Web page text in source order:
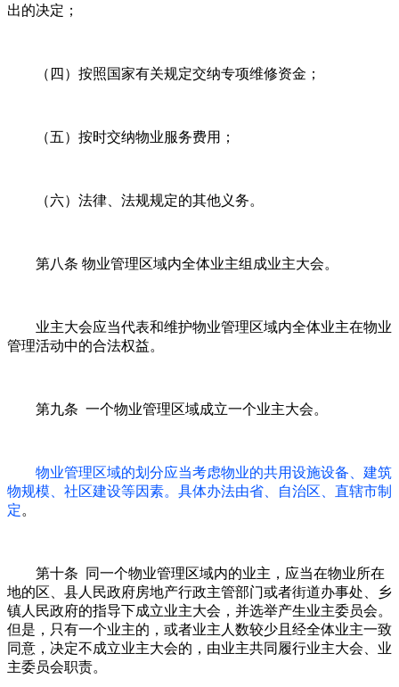
出的决定；
（四）按照国家有关规定交纳专项维修资金；
（五）按时交纳物业服务费用；
（六）法律、法规规定的其他义务。
第八条 物业管理区域内全体业主组成业主大会。
业主大会应当代表和维护物业管理区域内全体业主在物业
管理活动中的合法权益。
第九条 一个物业管理区域成立一个业主大会。
物业管理区域的划分应当考虑物业的共用设施设备、建筑
物规模、社区建设等因素。具体办法由省、自治区、直辖市制
定。
第十条 同一个物业管理区域内的业主，应当在物业所在
地的区、县人民政府房地产行政主管部门或者街道办事处、乡
镇人民政府的指导下成立业主大会，并选举产生业主委员会。
但是，只有一个业主的，或者业主人数较少且经全体业主一致
同意，决定不成立业主大会的，由业主共同履行业主大会、业
主委员会职责。